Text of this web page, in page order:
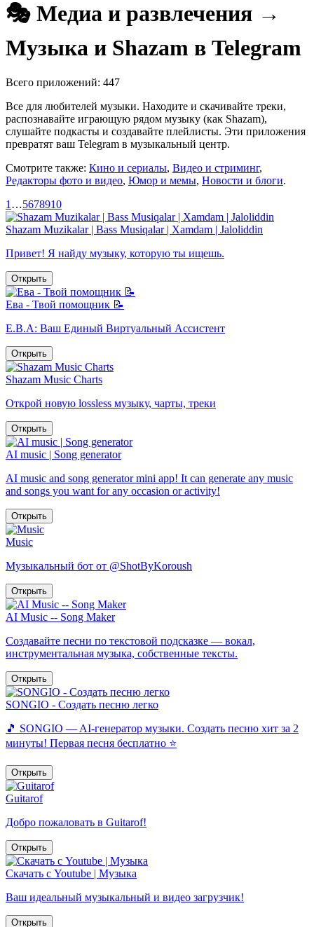
🎭 Медиа и развлечения →
Музыка и Shazam в Telegram
Всего приложений: 447
Все для любителей музыки. Находите и скачивайте треки,
распознавайте играющую рядом музыку (как Shazam),
слушайте подкасты и создавайте плейлисты. Эти приложения
превратят ваш Telegram в музыкальный центр.
Смотрите также: Кино и сериалы, Видео и стриминг,
Редакторы фото и видео, Юмор и мемы, Новости и блоги.
1 …5678910
Shazam Muzikalar | Bass Musiqalar | Xamdam | Jaloliddin
Привет! Я найду музыку, которую ты ищешь.
Открыть
Ева - Твой помощник 📝
Е.В.А: Ваш Единый Виртуальный Ассистент
Открыть
Shazam Music Charts
Открой новую lossless музыку, чарты, треки
Открыть
AI music | Song generator
AI music and song generator mini app! It can generate any music
and songs you want for any occasion or activity!
Открыть
Music
Музыкальный бот от @ShotByKoroush
Открыть
AI Music -- Song Maker
Создавайте песни по текстовой подсказке — вокал,
инструментальная музыка, собственные тексты.
Открыть
SONGIO - Создать песню легко
🎵 SONGIO — AI-генератор музыки. Создать песню хит за 2
минуты! Первая песня бесплатно ⭐️
Открыть
Guitarof
Добро пожаловать в Guitarof!
Открыть
Скачать с Youtube | Музыка
Ваш идеальный музыкальный и видео загрузчик!
Открыть